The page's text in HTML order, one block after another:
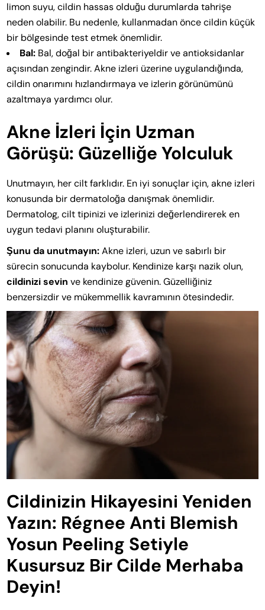
limon suyu, cildin hassas olduğu durumlarda tahrişe
neden olabilir. Bu nedenle, kullanmadan önce cildin küçük
bir bölgesinde test etmek önemlidir.
Bal: Bal, doğal bir antibakteriyeldir ve antioksidanlar
açısından zengindir. Akne izleri üzerine uygulandığında,
cildin onarımını hızlandırmaya ve izlerin görünümünü
azaltmaya yardımcı olur.
Akne İzleri İçin Uzman
Görüşü: Güzelliğe Yolculuk
Unutmayın, her cilt farklıdır. En iyi sonuçlar için, akne izleri
konusunda bir dermatoloğa danışmak önemlidir.
Dermatolog, cilt tipinizi ve izlerinizi değerlendirerek en
uygun tedavi planını oluşturabilir.
Şunu da unutmayın:Akne izleri, uzun ve sabırlı bir
sürecin sonucunda kaybolur. Kendinize karşı nazik olun,
cildinizi sevin ve kendinize güvenin. Güzelliğiniz
benzersizdir ve mükemmellik kavramının ötesindedir.
Cildinizin Hikayesini Yeniden
Yazın: Régnee Anti Blemish
Yosun Peeling Setiyle
Kusursuz Bir Cilde Merhaba
Deyin!